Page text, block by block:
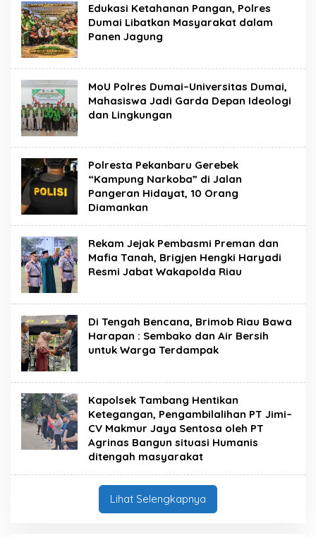
Edukasi Ketahanan Pangan, Polres
Dumai Libatkan Masyarakat dalam
Panen Jagung
MoU Polres Dumai–Universitas Dumai,
Mahasiswa Jadi Garda Depan Ideologi
dan Lingkungan
Polresta Pekanbaru Gerebek
“Kampung Narkoba” di Jalan
Pangeran Hidayat, 10 Orang
Diamankan
Rekam Jejak Pembasmi Preman dan
Mafia Tanah, Brigjen Hengki Haryadi
Resmi Jabat Wakapolda Riau
Di Tengah Bencana, Brimob Riau Bawa
Harapan : Sembako dan Air Bersih
untuk Warga Terdampak
Kapolsek Tambang Hentikan
Ketegangan, Pengambilalihan PT Jimi–
CV Makmur Jaya Sentosa oleh PT
Agrinas Bangun situasi Humanis
ditengah masyarakat
Lihat Selengkapnya